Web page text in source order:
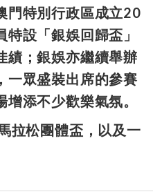
門特別行政區成立20
設「銀娛回歸盃」
績；銀娛亦繼續舉辦
一眾盛裝出席的參賽
添不少歡樂氣氛。
拉松團體盃，以及一